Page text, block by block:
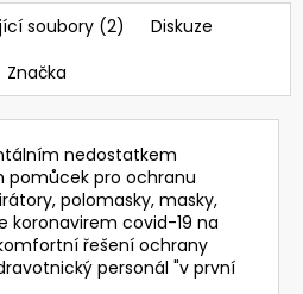
soubory (2)
Diskuze
Značka
nedostatkem
pomůcek pro ochranu
polomasky, masky,
koronavirem covid-19 na
řešení ochrany
personál "v první